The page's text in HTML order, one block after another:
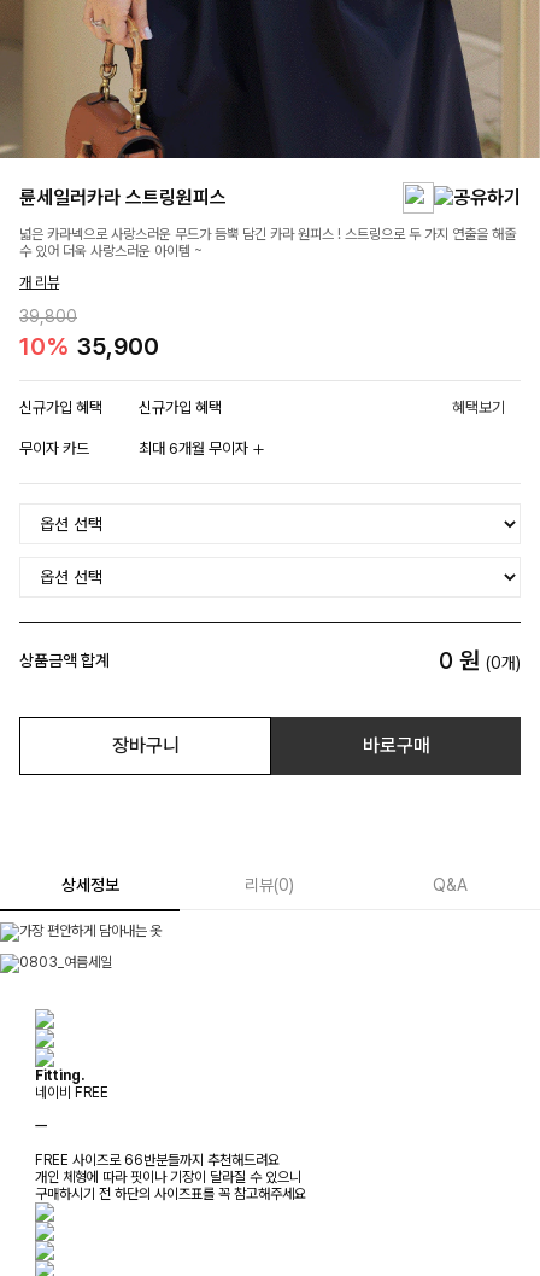
륜세일러카라 스트링원피스
넓은 카라넥으로 사랑스러운 무드가 듬뿍 담긴 카라 원피스 ! 스트링으로 두 가지 연출을 해줄
수 있어 더욱 사랑스러운 아이템 ~
개 리뷰
39,800
10% 35,900
신규가입 혜택 신규가입 혜택 혜택보기
무이자 카드 최대 6개월 무이자
상품금액 합계 0 원 (0개)
장바구니 바로구매
상세정보 리뷰(0) Q&A
Fitting.
네이비 FREE
ㅡ
FREE 사이즈로 66반분들까지 추천해드려요
개인 체형에 따라 핏이나 기장이 달라질 수 있으니
구매하시기 전 하단의 사이즈표를 꼭 참고해주세요